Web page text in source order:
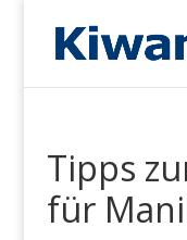
Tipps
für